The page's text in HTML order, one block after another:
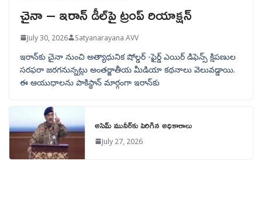
చైనా – ఇరాన్ డీల్‌పై ట్రంప్ రియాక్షన్
July 30, 2026 Satyanarayana AVV
ఇరాన్‌కు చైనా నుంచి అత్యాధునిక షోల్డర్‌ -ఫైర్డ్ ఎయిర్ డిఫెన్స్ క్షిపణుల
సరఫరా జరగనున్నట్లు అంతర్జాతీయ మీడియా కథనాలు వెలువడ్డాయి.
ఈ ఆయుధాలను పాకిస్థాన్‌ మార్గంగా ఇరాన్‌కు
అసిమ్ మునీర్‌కు పెరిగిన అధికారాలు
July 27, 2026